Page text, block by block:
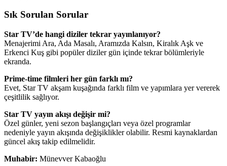
Sık Sorulan Sorular
Star TV’de hangi diziler tekrar yayınlanıyor?
Menajerimi Ara, Ada Masalı, Aramızda Kalsın, Kiralık Aşk ve
Erkenci Kuş gibi popüler diziler gün içinde tekrar bölümleriyle
ekranda.
Prime-time filmleri her gün farklı mı?
Evet, Star TV akşam kuşağında farklı film ve yapımlara yer vererek
çeşitlilik sağlıyor.
Star TV yayın akışı değişir mi?
Özel günler, yeni sezon başlangıçları veya özel programlar
nedeniyle yayın akışında değişiklikler olabilir. Resmi kaynaklardan
güncel akış takip edilmelidir.
Muhabir: Münevver Kabaoğlu